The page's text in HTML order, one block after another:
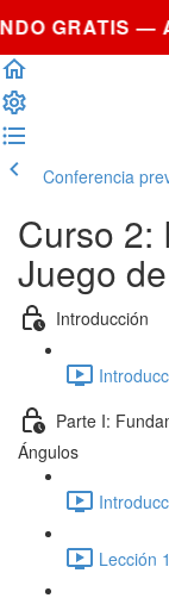
GRATIS
Conferencia
Curso 2:
Juego
Introducción
Parte I:
Ángulos
Lección